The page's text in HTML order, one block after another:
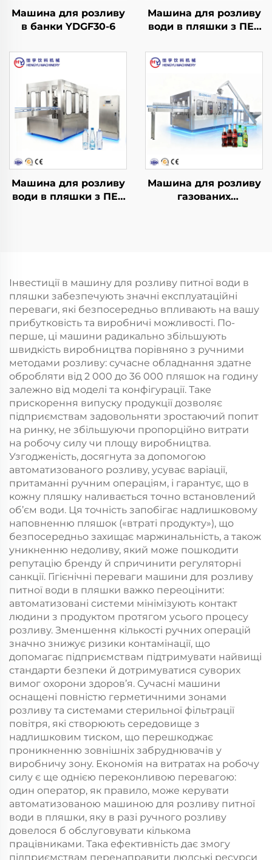
Машина для розливу
в банки YDGF30-6
Машина для розливу
води в пляшки з ПЕТ
Машина для розливу
води в пляшки з ПЕТ
Машина для розливу
газованих
Інвестиції в машину для розливу питної води в
пляшки забезпечують значні експлуатаційні
переваги, які безпосередньо впливають на вашу
прибутковість та виробничі можливості. По-
перше, ці машини радикально збільшують
швидкість виробництва порівняно з ручними
методами розливу: сучасне обладнання здатне
обробляти від 2 000 до 36 000 пляшок на годину
залежно від моделі та конфігурації. Таке
прискорення випуску продукції дозволяє
підприємствам задовольняти зростаючий попит
на ринку, не збільшуючи пропорційно витрати
на робочу силу чи площу виробництва.
Узгодженість, досягнута за допомогою
автоматизованого розливу, усуває варіації,
притаманні ручним операціям, і гарантує, що в
кожну пляшку наливається точно встановлений
об’єм води. Ця точність запобігає надлишковому
наповненню пляшок («втраті продукту»), що
безпосередньо захищає маржинальність, а також
уникненню недоливу, який може пошкодити
репутацію бренду й спричинити регуляторні
санкції. Гігієнічні переваги машини для розливу
питної води в пляшки важко переоцінити:
автоматизовані системи мінімізують контакт
людини з продуктом протягом усього процесу
розливу. Зменшення кількості ручних операцій
значно знижує ризики контамінації, що
допомагає підприємствам підтримувати найвищі
стандарти безпеки й дотримуватися суворих
вимог охорони здоров’я. Сучасні машини
оснащені повністю герметичними зонами
розливу та системами стерильної фільтрації
повітря, які створюють середовище з
надлишковим тиском, що перешкоджає
проникненню зовнішніх забруднювачів у
виробничу зону. Економія на витратах на робочу
силу є ще однією переконливою перевагою:
один оператор, як правило, може керувати
автоматизованою машиною для розливу питної
води в пляшки, яку в разі ручного розливу
довелося б обслуговувати кількома
працівниками. Така ефективність дає змогу
підприємствам перенаправити людські ресурси